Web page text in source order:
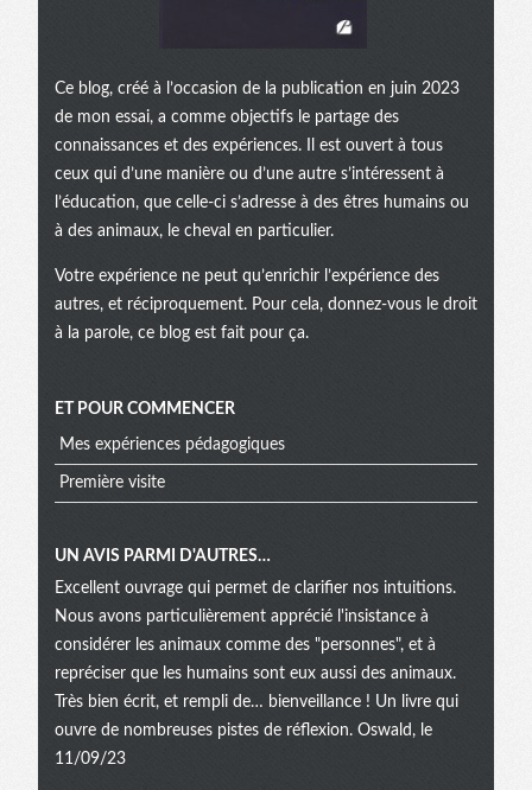
Ce blog, créé à l’occasion de la publication en juin 2023
de mon essai, a comme objectifs le partage des
connaissances et des expériences. Il est ouvert à tous
ceux qui d’une manière ou d’une autre s’intéressent à
l’éducation, que celle-ci s’adresse à des êtres humains ou
à des animaux, le cheval en particulier.
Votre expérience ne peut qu’enrichir l’expérience des
autres, et réciproquement. Pour cela, donnez-vous le droit
à la parole, ce blog est fait pour ça.
ET POUR COMMENCER
Mes expériences pédagogiques
Première visite
UN AVIS PARMI D'AUTRES…
Excellent ouvrage qui permet de clarifier nos intuitions.
Nous avons particulièrement apprécié l'insistance à
considérer les animaux comme des "personnes", et à
repréciser que les humains sont eux aussi des animaux.
Très bien écrit, et rempli de… bienveillance ! Un livre qui
ouvre de nombreuses pistes de réflexion. Oswald, le
11/09/23